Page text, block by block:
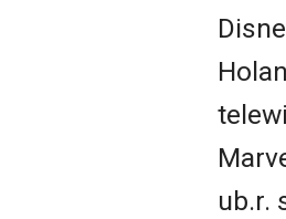
ub.r.